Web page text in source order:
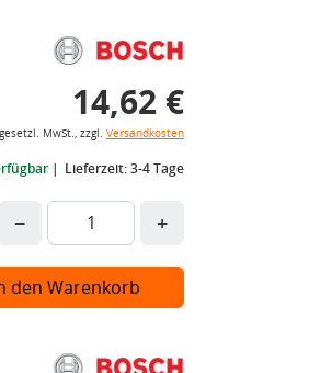
14,62 €
MwSt., zzgl. Versandkosten
Lieferzeit: 3-4 Tage
− +
den Warenkorb